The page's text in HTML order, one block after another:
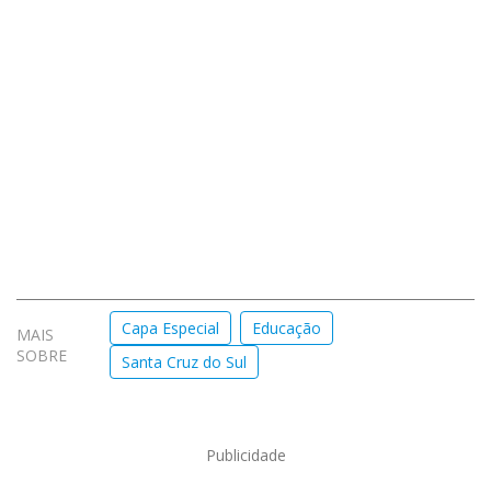
MAIS
SOBRE
Capa Especial
Educação
Santa Cruz do Sul
Publicidade